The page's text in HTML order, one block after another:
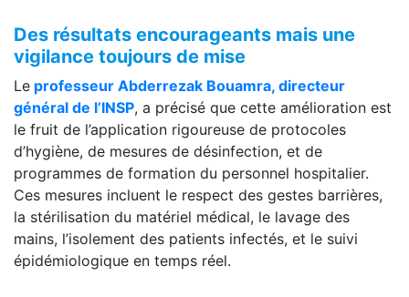
Des résultats encourageants mais une
vigilance toujours de mise
Le professeur Abderrezak Bouamra, directeur
général de l’INSP, a précisé que cette amélioration est
le fruit de l’application rigoureuse de protocoles
d’hygiène, de mesures de désinfection, et de
programmes de formation du personnel hospitalier.
Ces mesures incluent le respect des gestes barrières,
la stérilisation du matériel médical, le lavage des
mains, l’isolement des patients infectés, et le suivi
épidémiologique en temps réel.